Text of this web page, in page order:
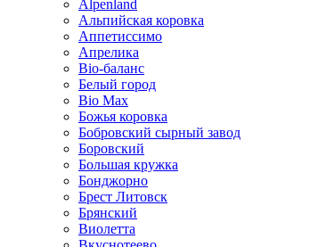
Alpenland
Альпийская коровка
Аппетиссимо
Апрелика
Bio-баланс
Белый город
Bio Max
Божья коровка
Бобровский сырный завод
Боровский
Большая кружка
Бонджорно
Брест Литовск
Брянский
Виолетта